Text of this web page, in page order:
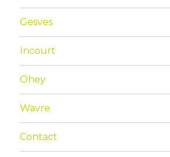
Gesves
Incourt
Ohey
Wavre
Contact